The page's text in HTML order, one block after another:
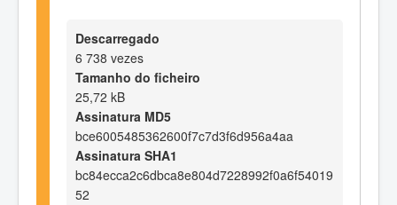
Descarregado
6 738 vezes
Tamanho do ficheiro
25,72 kB
Assinatura MD5
bce6005485362600f7c7d3f6d956a4aa
Assinatura SHA1
bc84ecca2c6dbca8e804d7228992f0a6f54019
52